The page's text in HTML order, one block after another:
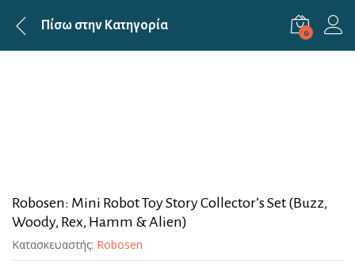
Πίσω στην Κατηγορία 0
Robosen: Mini Robot Toy Story Collector’s Set (Buzz,
Woody, Rex, Hamm & Alien)
Κατασκευαστής: Robosen